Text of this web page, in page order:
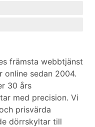
främsta webbtjänst
online sedan 2004.
30 års
med precision. Vi
prisvärda
dörrskyltar till